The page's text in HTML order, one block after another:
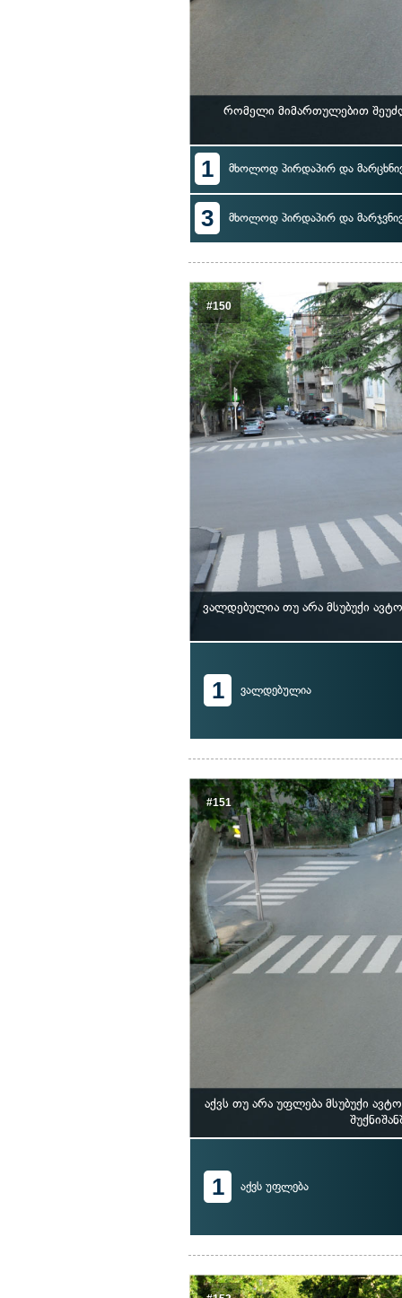
რომელი მიმართულებით
1 მხოლოდ პირდაპირ და
3 მხოლოდ პირდაპირ და
#150
ვალდებულია თუ არა მსუბუქი
1 ვალდებულია
#151
აქვს თუ არა უფლება მსუბუქი
1 აქვს უფლება